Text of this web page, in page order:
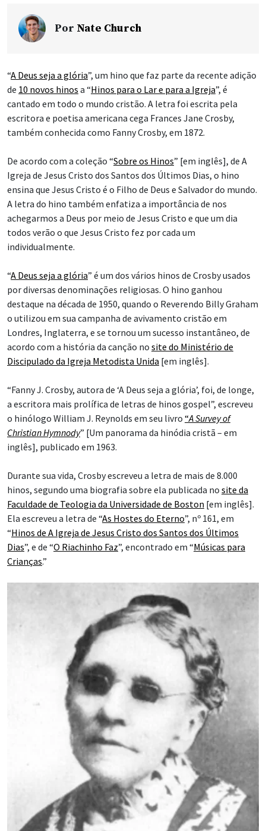
Por Nate Church
“A Deus seja a glória”, um hino que faz parte da recente adição
de 10 novos hinos a “Hinos para o Lar e para a Igreja”, é
cantado em todo o mundo cristão. A letra foi escrita pela
escritora e poetisa americana cega Frances Jane Crosby,
também conhecida como Fanny Crosby, em 1872.
De acordo com a coleção “Sobre os Hinos” [em inglês], de A
Igreja de Jesus Cristo dos Santos dos Últimos Dias, o hino
ensina que Jesus Cristo é o Filho de Deus e Salvador do mundo.
A letra do hino também enfatiza a importância de nos
achegarmos a Deus por meio de Jesus Cristo e que um dia
todos verão o que Jesus Cristo fez por cada um
individualmente.
“A Deus seja a glória” é um dos vários hinos de Crosby usados
por diversas denominações religiosas. O hino ganhou
destaque na década de 1950, quando o Reverendo Billy Graham
o utilizou em sua campanha de avivamento cristão em
Londres, Inglaterra, e se tornou um sucesso instantâneo, de
acordo com a história da canção no site do Ministério de
Discipulado da Igreja Metodista Unida [em inglês].
“Fanny J. Crosby, autora de ‘A Deus seja a glória’, foi, de longe,
a escritora mais prolífica de letras de hinos gospel”, escreveu
o hinólogo William J. Reynolds em seu livro “A Survey of
Christian Hymnody” [Um panorama da hinódia cristã – em
inglês], publicado em 1963.
Durante sua vida, Crosby escreveu a letra de mais de 8.000
hinos, segundo uma biografia sobre ela publicada no site da
Faculdade de Teologia da Universidade de Boston [em inglês].
Ela escreveu a letra de “As Hostes do Eterno”, nº 161, em
“Hinos de A Igreja de Jesus Cristo dos Santos dos Últimos
Dias”, e de “O Riachinho Faz”, encontrado em “Músicas para
Crianças.”